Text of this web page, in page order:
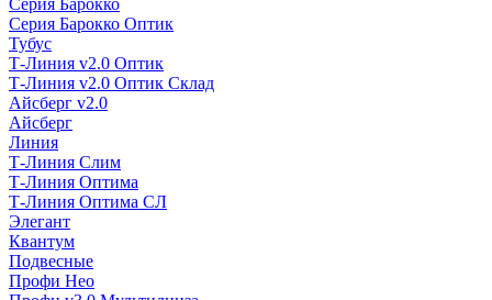
Серия Барокко
Серия Барокко Оптик
Тубус
Т-Линия v2.0 Оптик
Т-Линия v2.0 Оптик Склад
Айсберг v2.0
Айсберг
Линия
Т-Линия Слим
Т-Линия Оптима
Т-Линия Оптима СЛ
Элегант
Квантум
Подвесные
Профи Нео